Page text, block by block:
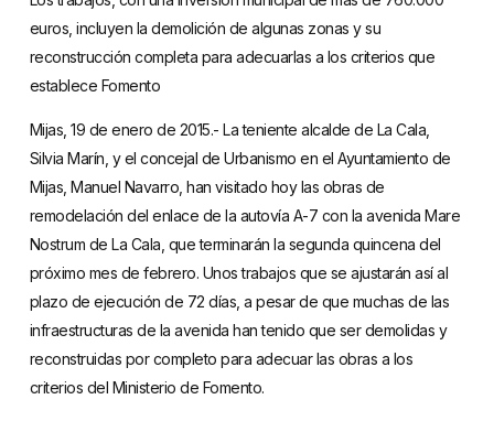
euros, incluyen la demolición de algunas zonas y su
reconstrucción completa para adecuarlas a los criterios que
establece Fomento
Mijas, 19 de enero de 2015.- La teniente alcalde de La Cala,
Silvia Marín, y el concejal de Urbanismo en el Ayuntamiento de
Mijas, Manuel Navarro, han visitado hoy las obras de
remodelación del enlace de la autovía A-7 con la avenida Mare
Nostrum de La Cala, que terminarán la segunda quincena del
próximo mes de febrero. Unos trabajos que se ajustarán así al
plazo de ejecución de 72 días, a pesar de que muchas de las
infraestructuras de la avenida han tenido que ser demolidas y
reconstruidas por completo para adecuar las obras a los
criterios del Ministerio de Fomento.